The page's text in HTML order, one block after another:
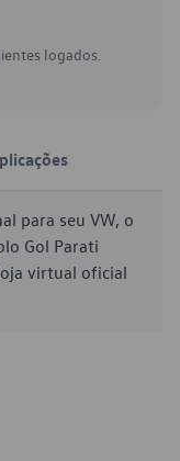
logados.
para seu VW, o
Gol Parati
virtual oficial